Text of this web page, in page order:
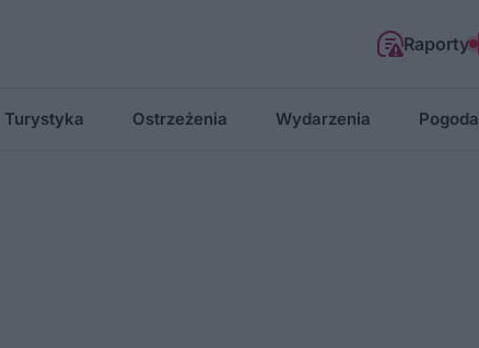
Raporty
Turystyka Ostrzeżenia Wydarzenia Pogoda